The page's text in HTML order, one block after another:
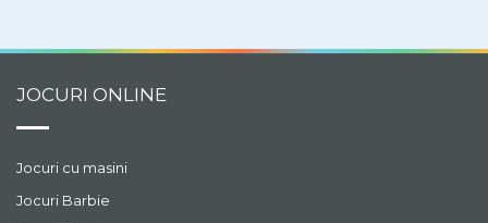
JOCURI ONLINE
Jocuri cu masini
Jocuri Barbie